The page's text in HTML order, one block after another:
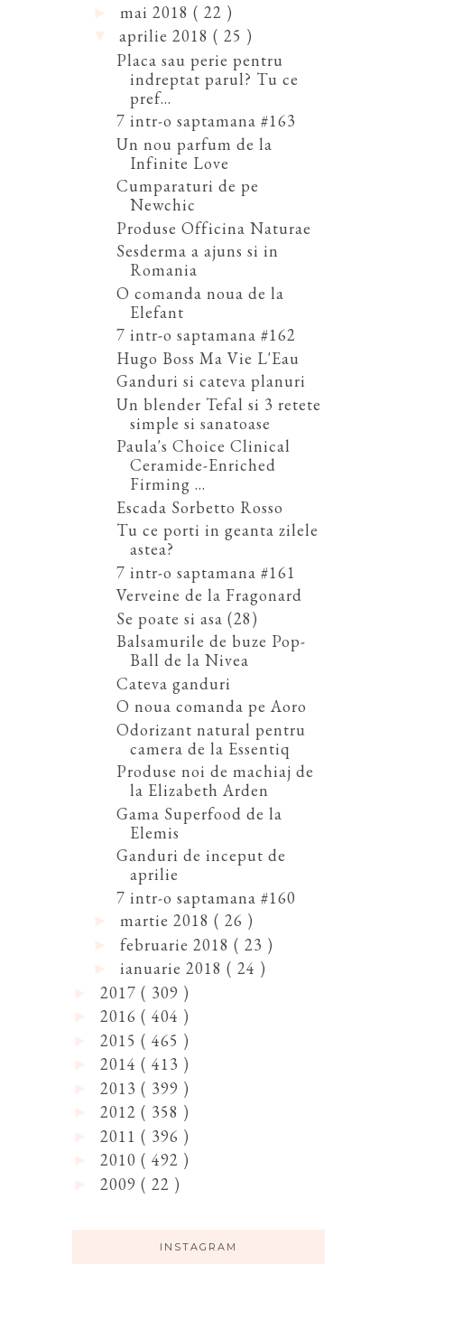
mai 2018 ( 22 )
aprilie 2018 ( 25 )
Placa sau perie pentru
indreptat parul? Tu ce
pref...
7 intr-o saptamana #163
Un nou parfum de la
Infinite Love
Cumparaturi de pe
Newchic
Produse Officina Naturae
Sesderma a ajuns si in
Romania
O comanda noua de la
Elefant
7 intr-o saptamana #162
Hugo Boss Ma Vie L'Eau
Ganduri si cateva planuri
Un blender Tefal si 3 retete
simple si sanatoase
Paula's Choice Clinical
Ceramide-Enriched
Firming ...
Escada Sorbetto Rosso
Tu ce porti in geanta zilele
astea?
7 intr-o saptamana #161
Verveine de la Fragonard
Se poate si asa (28)
Balsamurile de buze Pop-
Ball de la Nivea
Cateva ganduri
O noua comanda pe Aoro
Odorizant natural pentru
camera de la Essentiq
Produse noi de machiaj de
la Elizabeth Arden
Gama Superfood de la
Elemis
Ganduri de inceput de
aprilie
7 intr-o saptamana #160
martie 2018 ( 26 )
februarie 2018 ( 23 )
ianuarie 2018 ( 24 )
2017 ( 309 )
2016 ( 404 )
2015 ( 465 )
2014 ( 413 )
2013 ( 399 )
2012 ( 358 )
2011 ( 396 )
2010 ( 492 )
2009 ( 22 )
INSTAGRAM